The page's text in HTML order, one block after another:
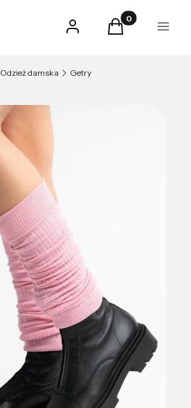
Zaloguj sięProdukty w
Koszyk Menu
Odzież damska Getry